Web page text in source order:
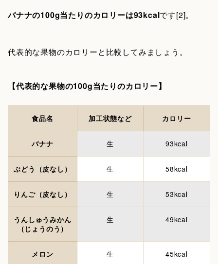
バナナの100g当たりのカロリーは93kcalです[2]。
代表的な果物のカロリーと比較してみましょう。
【代表的な果物の100g当たりのカロリー】
食品名 加工状態など カロリー
バナナ 生 93kcal
ぶどう（皮なし） 生 58kcal
りんご（皮なし） 生 53kcal
うんしゅうみかん
（じょうのう）
生 49kcal
メロン 生 45kcal